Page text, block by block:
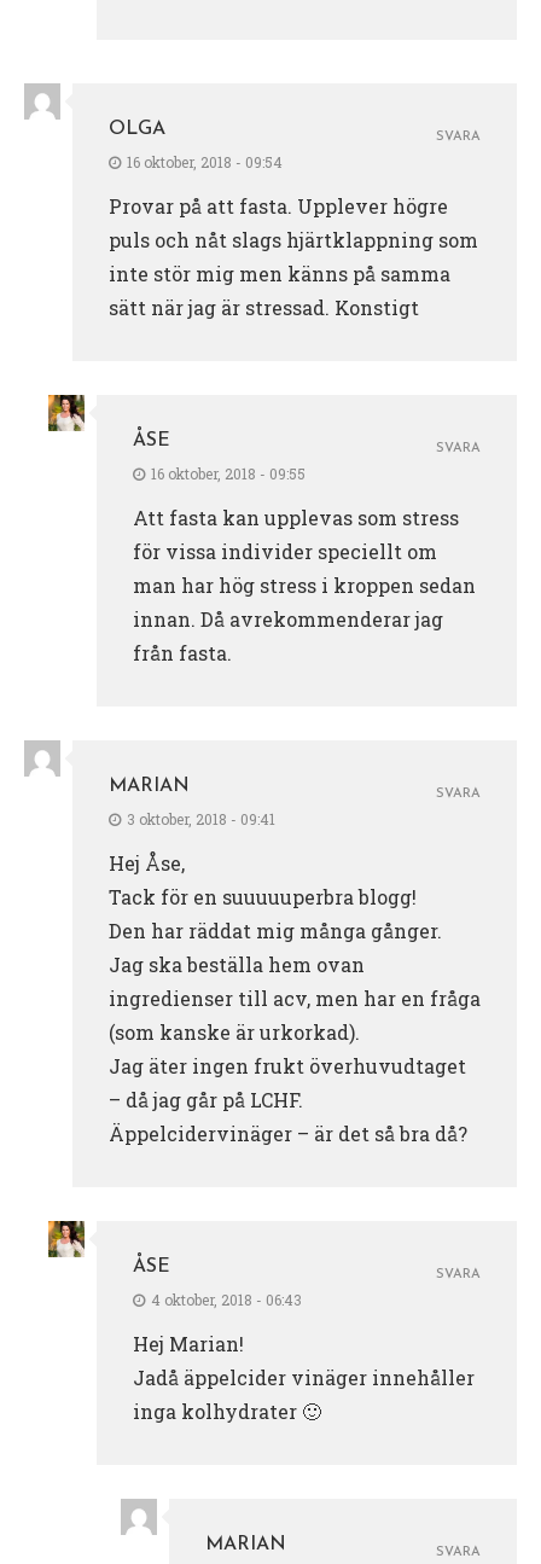
OLGA
16 oktober, 2018 - 09:54
Provar på att fasta. Upplever högre
puls och nåt slags hjärtklappning som
inte stör mig men känns på samma
sätt när jag är stressad. Konstigt
SVARA
ÅSE
16 oktober, 2018 - 09:55
Att fasta kan upplevas som stress
för vissa individer speciellt om
man har hög stress i kroppen sedan
innan. Då avrekommenderar jag
från fasta.
SVARA
MARIAN
3 oktober, 2018 - 09:41
Hej Åse,
Tack för en suuuuuperbra blogg!
Den har räddat mig många gånger.
Jag ska beställa hem ovan
ingredienser till acv, men har en fråga
(som kanske är urkorkad).
Jag äter ingen frukt överhuvudtaget
– då jag går på LCHF.
Äppelcidervinäger – är det så bra då?
SVARA
ÅSE
4 oktober, 2018 - 06:43
Hej Marian!
Jadå äppelcider vinäger innehåller
inga kolhydrater 🙂
SVARA
MARIAN SVARA